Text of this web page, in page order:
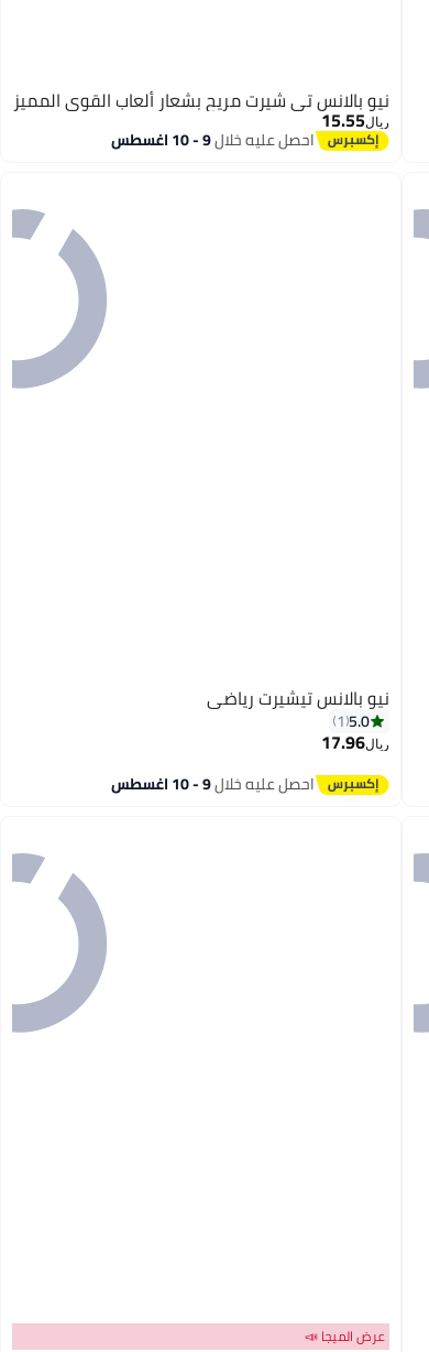
نيو بالانس تي شيرت مريح بشعار ألعاب القوى المميز
ريال15.55
احصل عليه خلال9 - 10 اغسطس
نيو بالانس تيشيرت رياضي
5.0
1
ريال17.96
احصل عليه خلال9 - 10 اغسطس
عرض الميجا 📣